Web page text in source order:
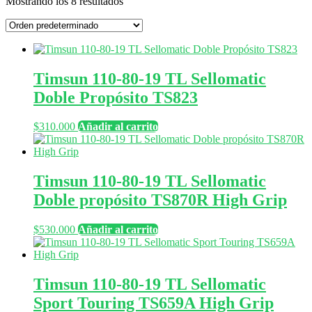
Timsun 110-80-19 TL Sellomatic
Doble Propósito TS823
$310.000 Añadir al carrito
Timsun 110-80-19 TL Sellomatic
Doble propósito TS870R High Grip
$530.000 Añadir al carrito
Timsun 110-80-19 TL Sellomatic
Sport Touring TS659A High Grip